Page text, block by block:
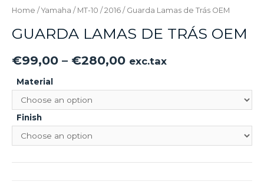
Home /Yamaha / MT-10 / 2016 / Guarda Lamas de Trás OEM
GUARDA LAMAS DE TRÁS OEM
€99,00 – €280,00 exc.tax
Material
Finish